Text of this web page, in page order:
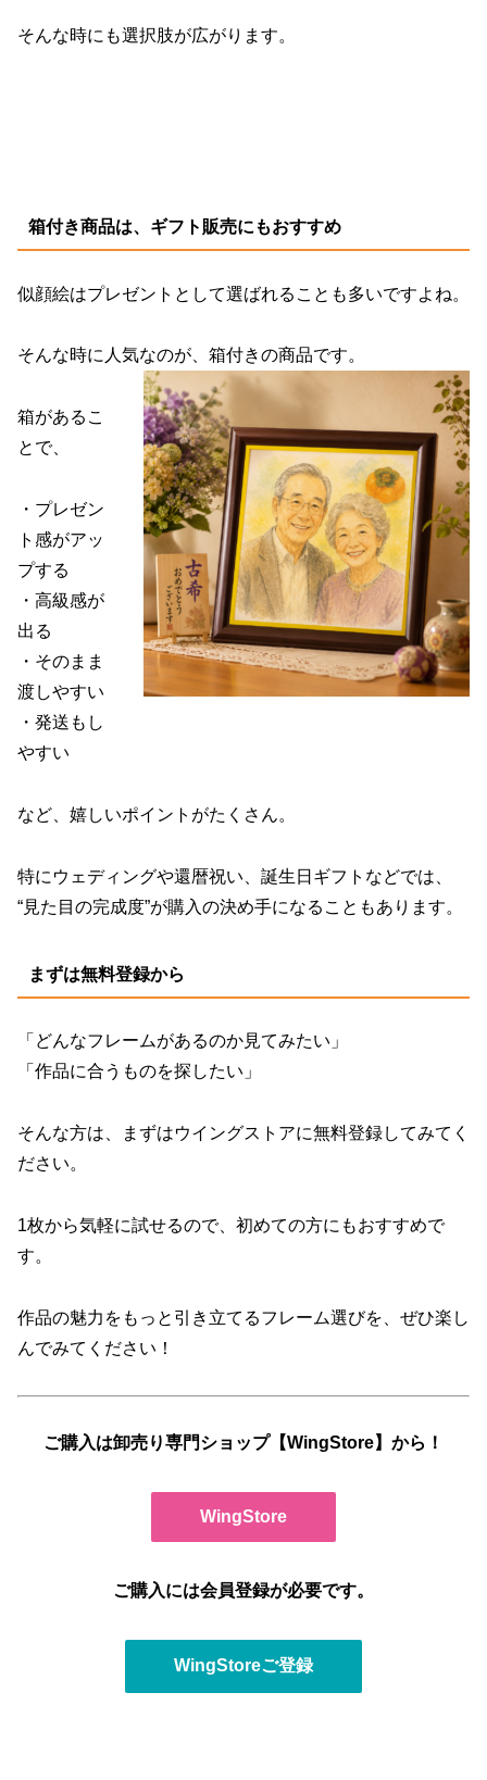
そんな時にも選択肢が広がります。
箱付き商品は、ギフト販売にもおすすめ
似顔絵はプレゼントとして選ばれることも多いですよね。
そんな時に人気なのが、箱付きの商品です。
箱があるこ
とで、
・プレゼン
ト感がアッ
プする
・高級感が
出る
・そのまま
渡しやすい
・発送もし
やすい
など、嬉しいポイントがたくさん。
特にウェディングや還暦祝い、誕生日ギフトなどでは、
“見た目の完成度”が購入の決め手になることもあります。
まずは無料登録から
「どんなフレームがあるのか見てみたい」
「作品に合うものを探したい」
そんな方は、まずはウイングストアに無料登録してみてく
ださい。
1枚から気軽に試せるので、初めての方にもおすすめで
す。
作品の魅力をもっと引き立てるフレーム選びを、ぜひ楽し
んでみてください！
ご購入は卸売り専門ショップ【WingStore】から！
WingStore
ご購入には会員登録が必要です。
WingStoreご登録